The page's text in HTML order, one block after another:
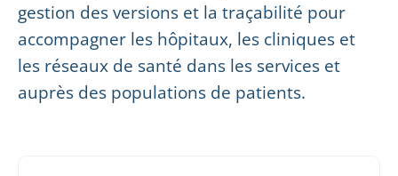
gestion des versions et la traçabilité pour
accompagner les hôpitaux, les cliniques et
les réseaux de santé dans les services et
auprès des populations de patients.